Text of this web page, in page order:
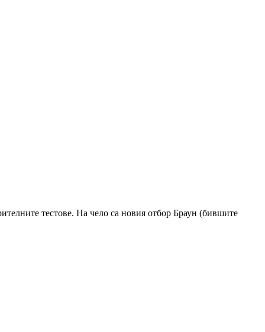
тестове. На чело са новия отбор Браун (бившите